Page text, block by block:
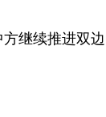
继续推进双边